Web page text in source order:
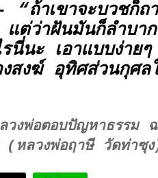
ถ้าเขาจะบวชก็ถ
ต่ว่าฝันมันก็ลำบา
รนี่นะ เอาแบบง่าย
งสงฆ์ อุทิศส่วนกุศ
วงพ่อตอบปัญหาธรรม
ลวงพ่อฤาษี วัดท่าซุ